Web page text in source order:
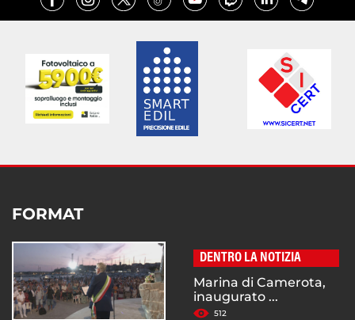
FORMAT
DENTRO LA NOTIZIA
Marina di Camerota,
inaugurato ...
512